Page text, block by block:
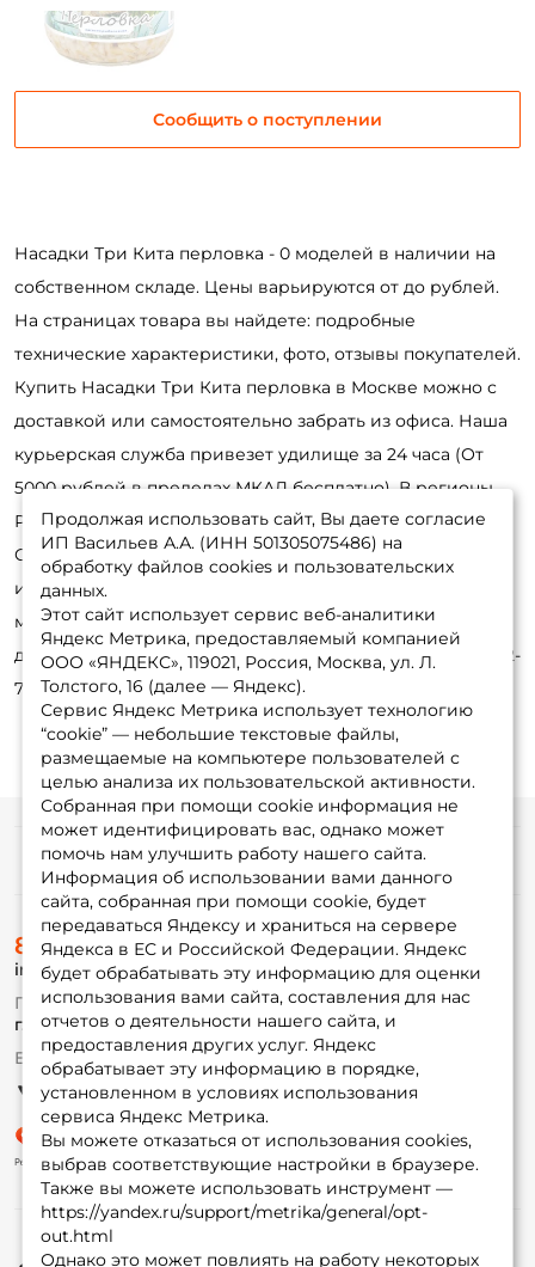
Сообщить о поступлении
Насадки Три Кита перловка - 0 моделей в наличии на
собственном складе. Цены варьируются от до рублей.
На страницах товара вы найдете: подробные
технические характеристики, фото, отзывы покупателей.
Купить Насадки Три Кита перловка в Москве можно с
доставкой или самостоятельно забрать из офиса. Наша
курьерская служба привезет удилище за 24 часа (От
5000 рублей в пределах МКАД бесплатно). В регионы
России отправка на следующий день после заказа.
Оформить заявку удобнее онлайн, в интернет-магазине
или по телефону. Обработка занимает не более 30
минут. Позвоните нашим консультантам для получения
детальной информации и оформления заказа: 8-495-532-
77-88
Продолжая использовать сайт, Вы даете согласие
ИП Васильев А.А. (ИНН 501305075486) на
обработку файлов cookies и пользовательских
данных.
Этот сайт использует сервис веб-аналитики
Яндекс Метрика, предоставляемый компанией
ООО «ЯНДЕКС», 119021, Россия, Москва, ул. Л.
Толстого, 16 (далее — Яндекс).
Сервис Яндекс Метрика использует технологию
“cookie” — небольшие текстовые файлы,
размещаемые на компьютере пользователей с
целью анализа их пользовательской активности.
Собранная при помощи cookie информация не
может идентифицировать вас, однако может
помочь нам улучшить работу нашего сайта.
Информация об использовании вами данного
сайта, собранная при помощи cookie, будет
передаваться Яндексу и храниться на сервере
Яндекса в ЕС и Российской Федерации. Яндекс
будет обрабатывать эту информацию для оценки
использования вами сайта, составления для нас
отчетов о деятельности нашего сайта, и
предоставления других услуг. Яндекс
обрабатывает эту информацию в порядке,
установленном в условиях использования
сервиса Яндекс Метрика.
Вы можете отказаться от использования cookies,
выбрав соответствующие настройки в браузере.
Также вы можете использовать инструмент —
https://yandex.ru/support/metrika/general/opt-
out.html
Однако это может повлиять на работу некоторых
Информация
О магазине
Доставка
Оплата
Fox-bonus
Гуру
Партнерская программа
8 (495) 532-77-88
info@foxfishing.ru
По вопросам с заказом
г. Москва, ул. Плеханова д.7
Ежедневно 10:00 до 20:00